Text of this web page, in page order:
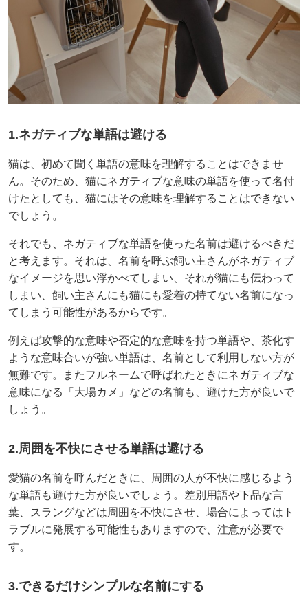
1.ネガティブな単語は避ける
猫は、初めて聞く単語の意味を理解することはできませ
ん。そのため、猫にネガティブな意味の単語を使って名付
けたとしても、猫にはその意味を理解することはできない
でしょう。
それでも、ネガティブな単語を使った名前は避けるべきだ
と考えます。それは、名前を呼ぶ飼い主さんがネガティブ
なイメージを思い浮かべてしまい、それが猫にも伝わって
しまい、飼い主さんにも猫にも愛着の持てない名前になっ
てしまう可能性があるからです。
例えば攻撃的な意味や否定的な意味を持つ単語や、茶化す
ような意味合いが強い単語は、名前として利用しない方が
無難です。またフルネームで呼ばれたときにネガティブな
意味になる「大場カメ」などの名前も、避けた方が良いで
しょう。
2.周囲を不快にさせる単語は避ける
愛猫の名前を呼んだときに、周囲の人が不快に感じるよう
な単語も避けた方が良いでしょう。差別用語や下品な言
葉、スラングなどは周囲を不快にさせ、場合によってはト
ラブルに発展する可能性もありますので、注意が必要で
す。
3.できるだけシンプルな名前にする